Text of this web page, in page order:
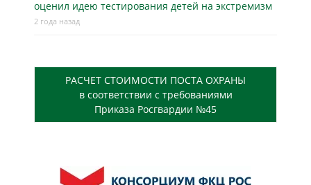
оценил идею тестирования детей на экстремизм
2 года назад
РАСЧЕТ СТОИМОСТИ ПОСТА ОХРАНЫ
в соответствии с требованиями
Приказа Росгвардии №45